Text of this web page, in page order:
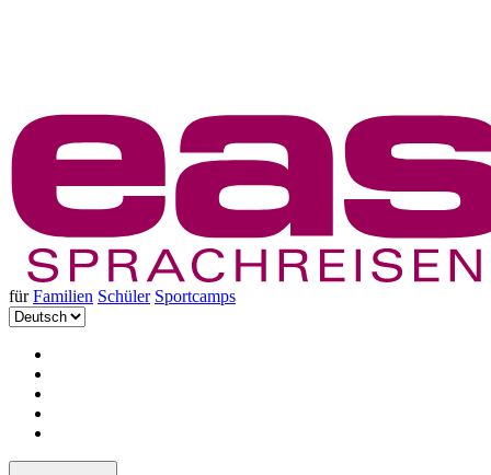
für Familien Schüler Sportcamps